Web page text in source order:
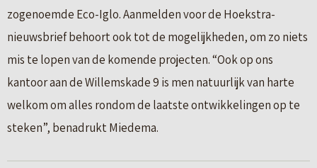
zogenoemde Eco-Iglo. Aanmelden voor de Hoekstra-
nieuwsbrief behoort ook tot de mogelijkheden, om zo niets
mis te lopen van de komende projecten. “Ook op ons
kantoor aan de Willemskade 9 is men natuurlijk van harte
welkom om alles rondom de laatste ontwikkelingen op te
steken”, benadrukt Miedema.